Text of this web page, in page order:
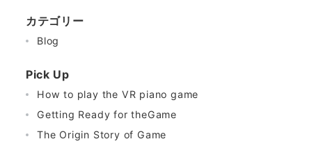
カテゴリー
Blog
Pick Up
How to play the VR piano game
Getting Ready for theGame
The Origin Story of Game